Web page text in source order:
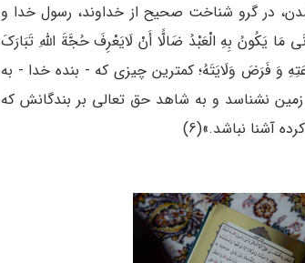
در گرو شناخت صحیح از خداوند، رسول خدا و
مَا یَكُونُ بِهِ الْعَبْدُ ضَالًّا أَنْ لَایَعْرِفَ حُجَّةَ اللَّهِ تَبَارَكَ
وَ فَرَضَ وَلَایَتَهُ؛ کمترین چیزی که - بنده‏ خدا - به
نشناسد و به شاهد حق تعالی بر بندگانش که
آشنا نباشد.»(6)